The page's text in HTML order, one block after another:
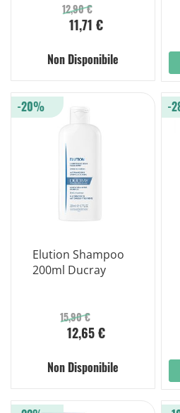
12,90 €
11,71 €
Non Disponibile
Elution Shampoo
200ml Ducray
15,90 €
12,65 €
-20%
Non Disponibile
-